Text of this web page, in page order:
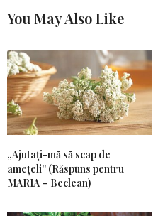
You May Also Like
„Ajutați-mă să scap de
amețeli” (Răspuns pentru
MARIA – Beclean)